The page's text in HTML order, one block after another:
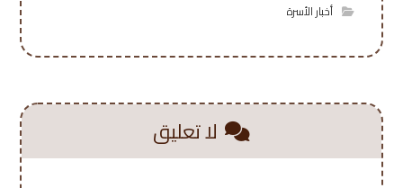
أخبار الأسرة
لا تعليق